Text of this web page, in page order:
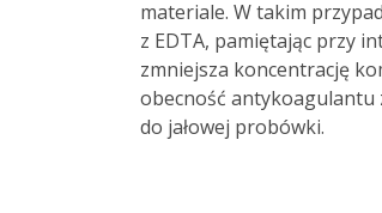
materiale. W takim
z EDTA, pamiętając przy
zmniejsza koncentrację
obecność antykoagulantu
do jałowej probówki.